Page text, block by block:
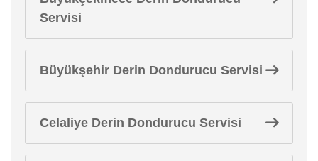
Servisi
Büyükşehir Derin Dondurucu Servisi
Celaliye Derin Dondurucu Servisi